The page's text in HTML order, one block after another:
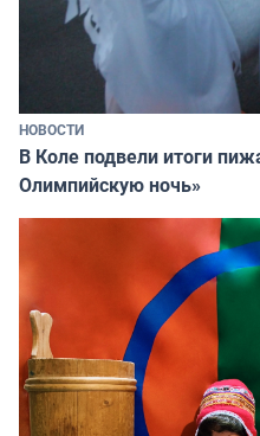
НОВОСТИ
В Коле подвели итоги
Олимпийскую ночь»